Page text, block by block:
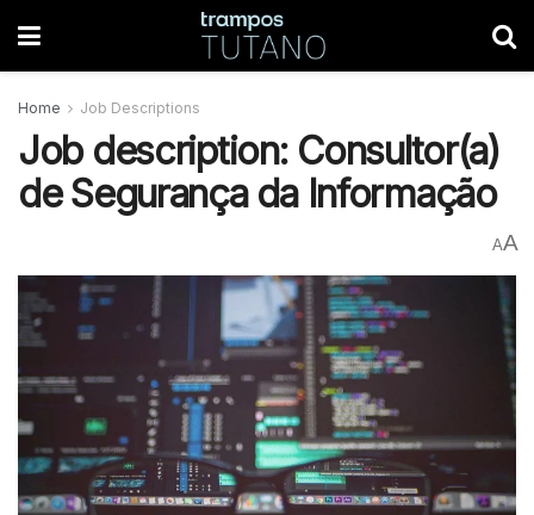
Home Job Descriptions
Job description: Consultor(a)
de Segurança da Informação
AA